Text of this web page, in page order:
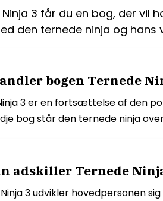
Ninja 3 får du en bog, der
den ternede ninja og hans
bogen Ternede
3 er en fortsættelse af den
bog står den ternede ninja
adskiller Ternede
3 udvikler hovedpersonen